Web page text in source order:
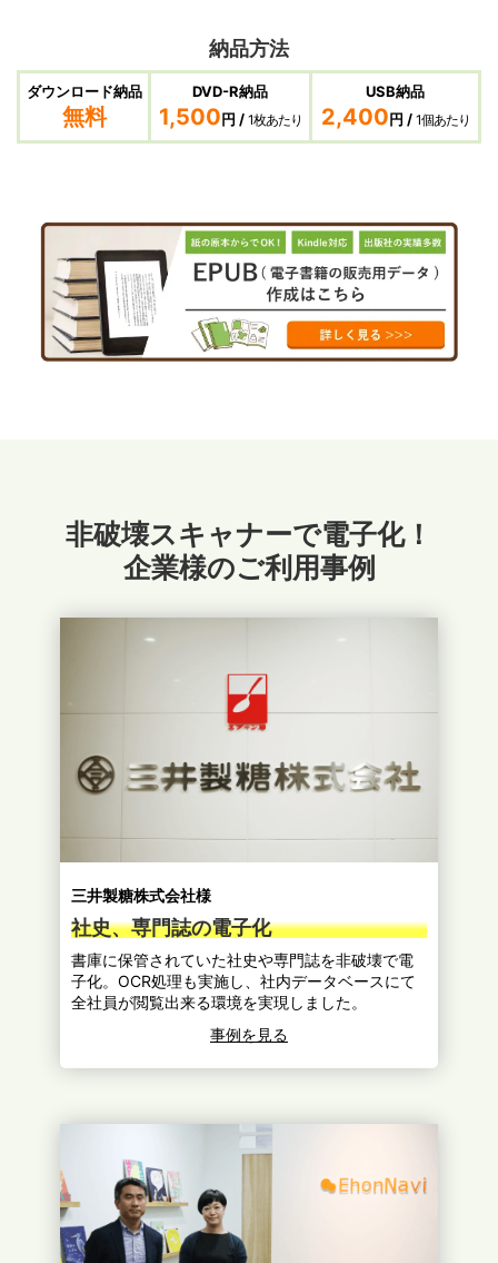
納品方法
ダウンロード納品
無料
DVD-R納品
1,500円 / 1枚あたり
USB納品
2,400円 / 1個あたり
非破壊スキャナーで電子化！
企業様のご利用事例
三井製糖株式会社様
社史、専門誌の電子化
書庫に保管されていた社史や専門誌を非破壊で電
子化。OCR処理も実施し、社内データベースにて
全社員が閲覧出来る環境を実現しました。
事例を見る